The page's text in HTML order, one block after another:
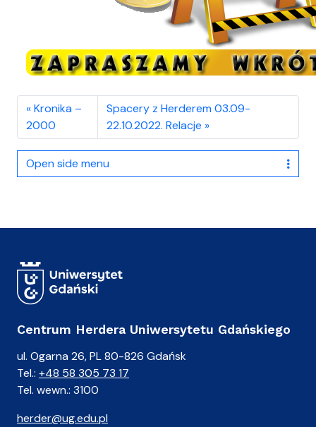
Kronika –
2000
Spacery z Herderem 03.09-
22.10.2022. Relacje
Open side menu
Centrum Herdera Uniwersytetu Gdańskiego
ul. Ogarna 26, PL 80-826 Gdańsk
Tel.: +48 58 305 73 17
Tel. wewn.: 3100
herder@ug.edu.pl